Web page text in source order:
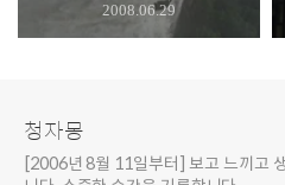
2008.06.29
청자몽
[2006년 8월 11일부터] 보고 느끼고